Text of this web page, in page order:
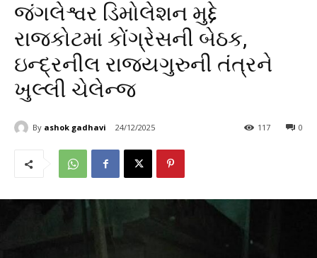
જંગલેશ્વર ડિમોલેશન મુદ્દે
રાજકોટમાં કોંગ્રેસની બેઠક,
ઇન્દ્રનીલ રાજ્યગુરુની તંત્રને
ખુલ્લી ચેલેન્જ
By ashok gadhavi 24/12/2025 0
117